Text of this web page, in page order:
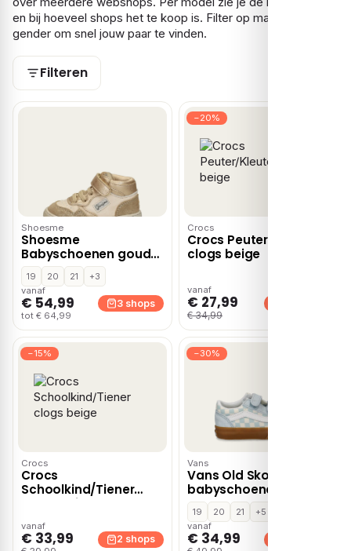
en bij hoeveel shops het te koop is. Filter op maat, prijs en
gender om snel jouw paar te vinden.
Filteren
Shoesme
Shoesme
Babyschoenen goud
Leer
19 20 21
+3
vanaf
€ 54,99
tot € 64,99
3 shops
−20%
Crocs
Crocs Peuter/Kleuter
clogs beige
vanaf
€ 27,99
€ 34,99
−15%
Crocs
Crocs
Schoolkind/Tiener
clogs beige
vanaf
€ 33,99 2 shops
−30%
Vans
Vans Old Skool
babyschoenen –
Blauw
19 20 21
+5
vanaf
€ 34,99